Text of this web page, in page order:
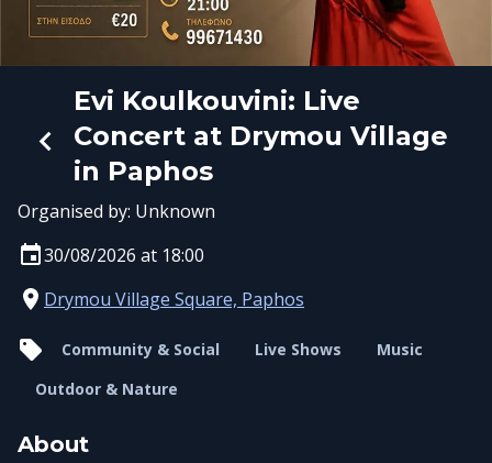
Evi Koulkouvini: Live
Concert at Drymou Village
in Paphos
Organised by: Unknown
30/08/2026 at 18:00
Drymou Village Square, Paphos
Community & Social Live Shows
Music
Outdoor & Nature
About